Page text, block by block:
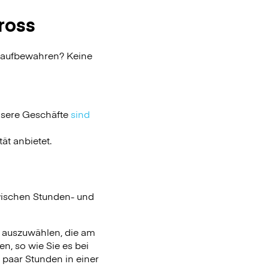
Keine
Geschäftesind
anbietet.
Stunden- und
die am
so wie Sie es bei
Stunden in einer